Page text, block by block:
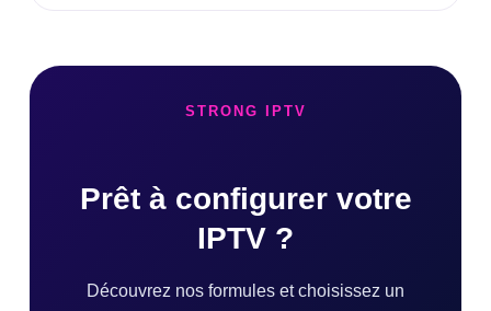
STRONG IPTV
Prêt à configurer votre
IPTV ?
Découvrez nos formules et choisissez un